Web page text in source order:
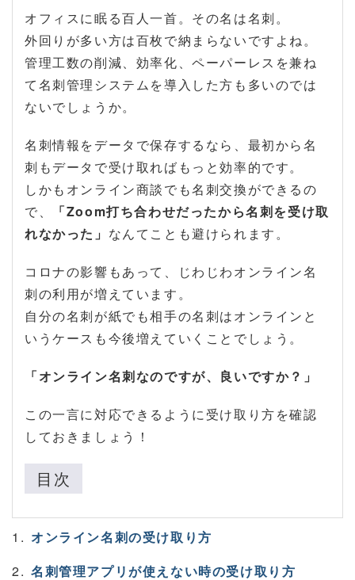
オフィスに眠る百人一首。その名は名刺。
外回りが多い方は百枚で納まらないですよね。
管理工数の削減、効率化、ペーパーレスを兼ね
て名刺管理システムを導入した方も多いのでは
ないでしょうか。
名刺情報をデータで保存するなら、最初から名
刺もデータで受け取ればもっと効率的です。
しかもオンライン商談でも名刺交換ができるの
で、
「Zoom打ち合わせだったから名刺を受け取
れなかった」 なんてことも避けられます。
コロナの影響もあって、じわじわオンライン名
刺の利用が増えています。
自分の名刺が紙でも相手の名刺はオンラインと
いうケースも今後増えていくことでしょう。
「オンライン名刺なのですが、良いですか？」
この一言に対応できるように受け取り方を確認
しておきましょう！
目次
オンライン名刺の受け取り方
名刺管理アプリが使えない時の受け取り方